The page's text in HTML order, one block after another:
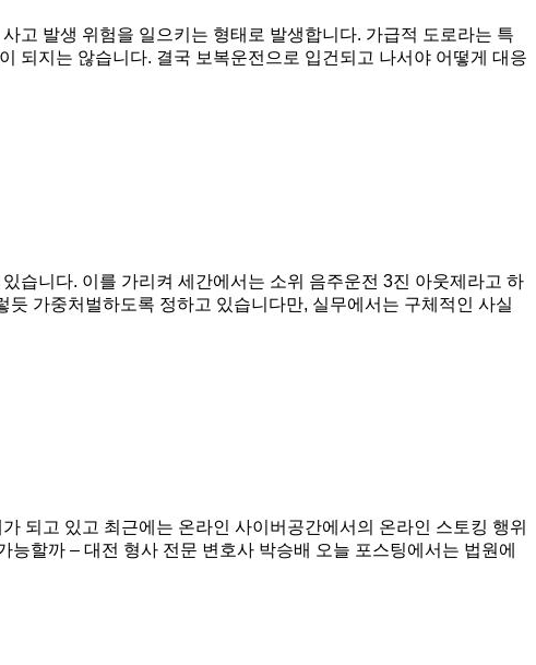
고 발생 위험을 일으키는 형태로 발생합니다. 가급적 도로라는 특
되지는 않습니다. 결국 보복운전으로 입건되고 나서야 어떻게 대응
습니다. 이를 가리켜 세간에서는 소위 음주운전 3진 아웃제라고 하
가중처벌하도록 정하고 있습니다만, 실무에서는 구체적인 사실
되고 있고 최근에는 온라인 사이버공간에서의 온라인 스토킹 행위
할까 – 대전 형사 전문 변호사 박승배 오늘 포스팅에서는 법원에